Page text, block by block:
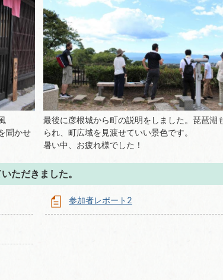
聞かせ
最後に彦根城から町の説明をしました。琵琶湖
られ、町広域を見渡せていい景色です。
暑い中、お疲れ様でした！
ただきました。
参加者レポート2